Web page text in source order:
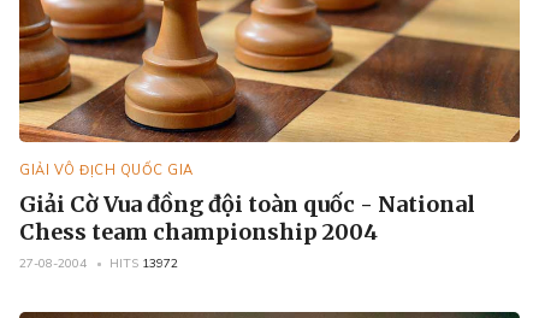
GIẢI VÔ ĐỊCH QUỐC GIA
Giải Cờ Vua đồng đội toàn quốc - National
Chess team championship 2004
27-08-2004 HITS 13972